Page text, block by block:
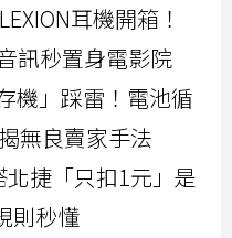
耳機開箱！
訊秒置身電影院
機」踩雷！電池循
無良賣家手法
捷「只扣1元」是
則秒懂